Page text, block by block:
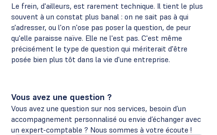
Le frein, d'ailleurs, est rarement technique. Il tient le plus
souvent à un constat plus banal : on ne sait pas à qui
s'adresser, ou l'on n'ose pas poser la question, de peur
qu'elle paraisse naïve. Elle ne l'est pas. C'est même
précisément le type de question qui mériterait d'être
posée bien plus tôt dans la vie d'une entreprise.
Vous avez une question ?
Vous avez une question sur nos services, besoin d’un
accompagnement personnalisé ou envie d’échanger avec
un expert-comptable ? Nous sommes à votre écoute !